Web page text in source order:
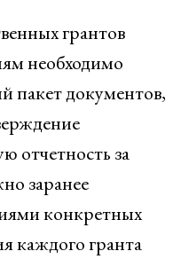
грантов
необходимо
пакет документов,
отчетность за
заранее
конкретных
каждого гранта